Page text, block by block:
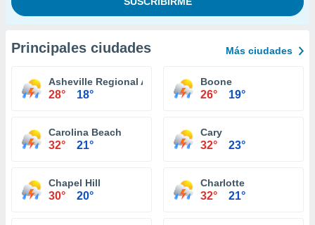
Principales ciudades Más ciudades
Asheville Regional Airport
28° 18°
Boone
26° 19°
Carolina Beach
32° 21°
Cary
32° 23°
Chapel Hill
30° 20°
Charlotte
32° 21°